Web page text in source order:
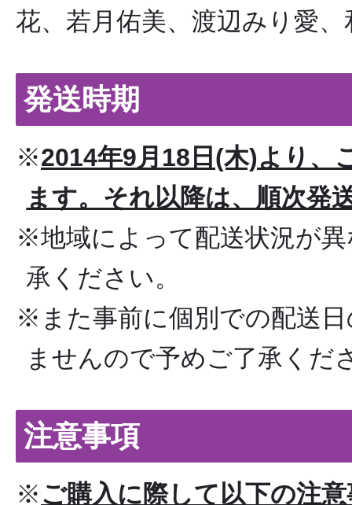
花、若月佑美、渡辺みり愛
発送時期
※2014年9月18日(木)より、
ます。それ以降は、順次発
※地域によって配送状況が
承ください。
※また事前に個別での配送
ませんので予めご了承くだ
注意事項
※ご購入に際して以下の注